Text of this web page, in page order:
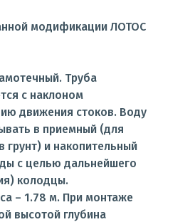
модификации ЛОТОС
Труба
с наклоном
движения стоков. Воду
в приемный (для
грунт) и накопительный
с целью дальнейшего
колодцы.
– 1.78 м. При монтаже
высотой глубина